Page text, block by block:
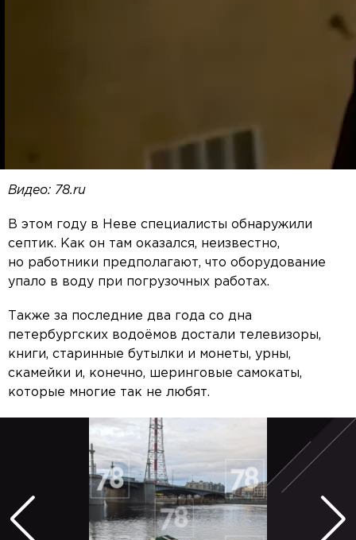
Видео: 78.ru
В этом году в Неве специалисты обнаружили
септик. Как он там оказался, неизвестно,
но работники предполагают, что оборудование
упало в воду при погрузочных работах.
Также за последние два года со дна
петербургских водоёмов достали телевизоры,
книги, старинные бутылки и монеты, урны,
скамейки и, конечно, шеринговые самокаты,
которые многие так не любят.